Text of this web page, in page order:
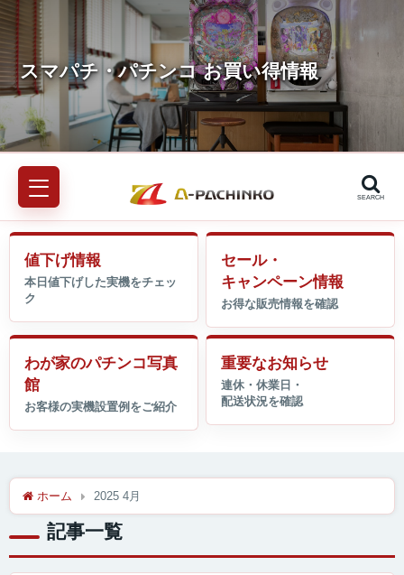
SEARCH
値下げ情報
セール・
キャンペーン情報
わが家のパチンコ写真
館
重要なお知らせ
ホーム 2025 4月
記事一覧